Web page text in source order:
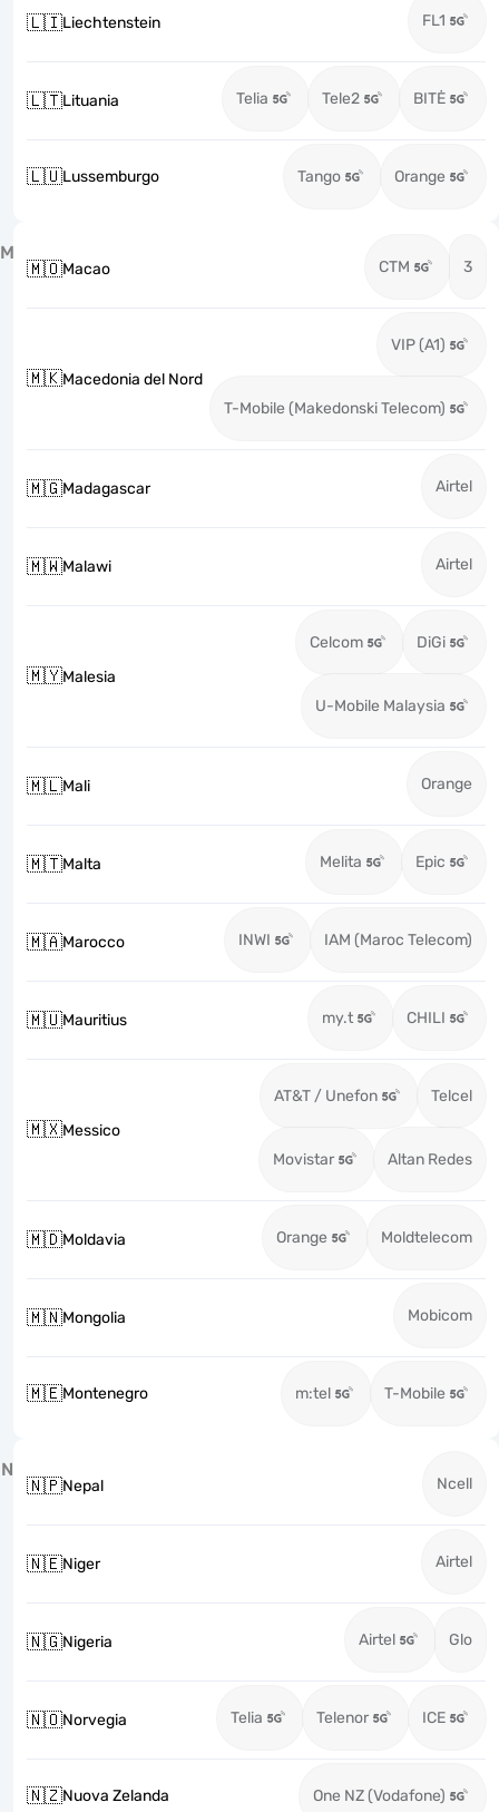
🇱🇮Liechtenstein FL1
🇱🇹Lituania Telia Tele2 BITĖ
🇱🇺Lussemburgo Tango Orange
M
🇲🇴Macao CTM 3
🇲🇰Macedonia del Nord
VIP (A1)
T-Mobile (Makedonski Telecom)
🇲🇬Madagascar Airtel
🇲🇼Malawi Airtel
🇲🇾Malesia
Celcom DiGi
U-Mobile Malaysia
🇲🇱Mali Orange
🇲🇹Malta Melita Epic
🇲🇦Marocco INWI IAM (Maroc Telecom)
🇲🇺Mauritius my.t CHILI
🇲🇽Messico
AT&T / Unefon Telcel
Movistar Altan Redes
🇲🇩Moldavia Orange Moldtelecom
🇲🇳Mongolia Mobicom
🇲🇪Montenegro m:tel T-Mobile
N
🇳🇵Nepal Ncell
🇳🇪Niger Airtel
🇳🇬Nigeria Airtel Glo
🇳🇴Norvegia Telia Telenor ICE
🇳🇿Nuova Zelanda One NZ (Vodafone)